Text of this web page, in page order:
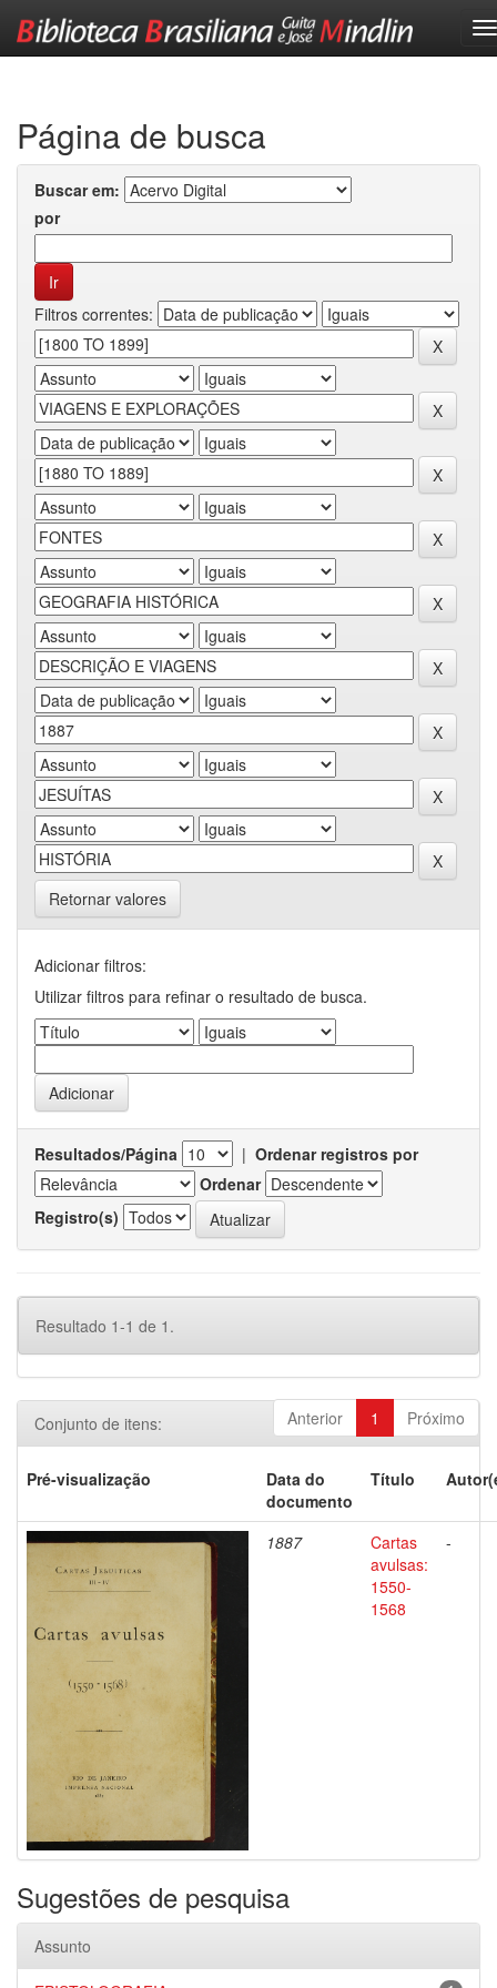
Página de busca
Buscar em:
por
Filtros correntes:
Retornar valores
Adicionar filtros:
Utilizar filtros para refinar o resultado de busca.
Resultados/Página | Ordenar registros por
Ordenar
Registro(s)
Resultado 1-1 de 1.
Anterior 1 Próximo
Conjunto de itens:
Pré-visualização
Data do
documento
Título
1887
Cartas
avulsas:
1550-
1568
-
Sugestões de pesquisa
Assunto